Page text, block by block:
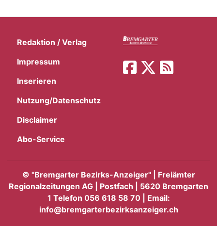
Redaktion / Verlag
Impressum
Inserieren
Nutzung/Datenschutz
Disclaimer
Abo-Service
© "Bremgarter Bezirks-Anzeiger" | Freiämter
Regionalzeitungen AG | Postfach | 5620 Bremgarten
1 Telefon 056 618 58 70 | Email:
info@bremgarterbezirksanzeiger.ch